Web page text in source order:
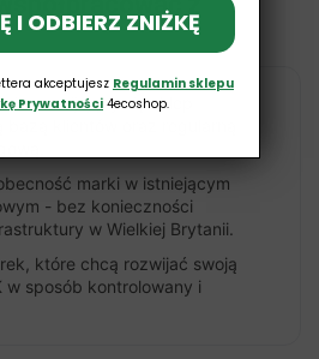
rozwijający się sklep
klientów oraz regularną
marki w istniejącym
- bez konieczności
w Wielkiej Brytanii.
które chcą rozwijać swoją
w sposób kontrolowany i
I ODBIERZ ZNIŻKĘ
akceptujesz Regulamin sklepu
Prywatności4ecoshop.